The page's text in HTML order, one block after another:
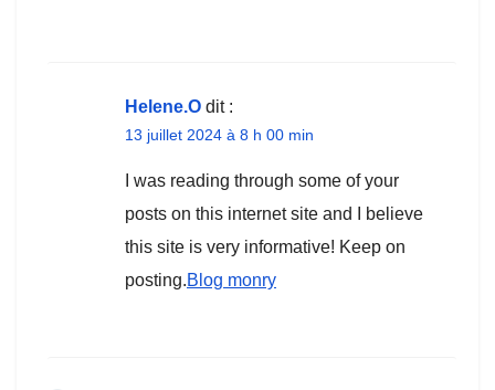
Helene.O dit :
13 juillet 2024 à 8 h 00 min
I was reading through some of your
posts on this internet site and I believe
this site is very informative! Keep on
posting.Blog monry